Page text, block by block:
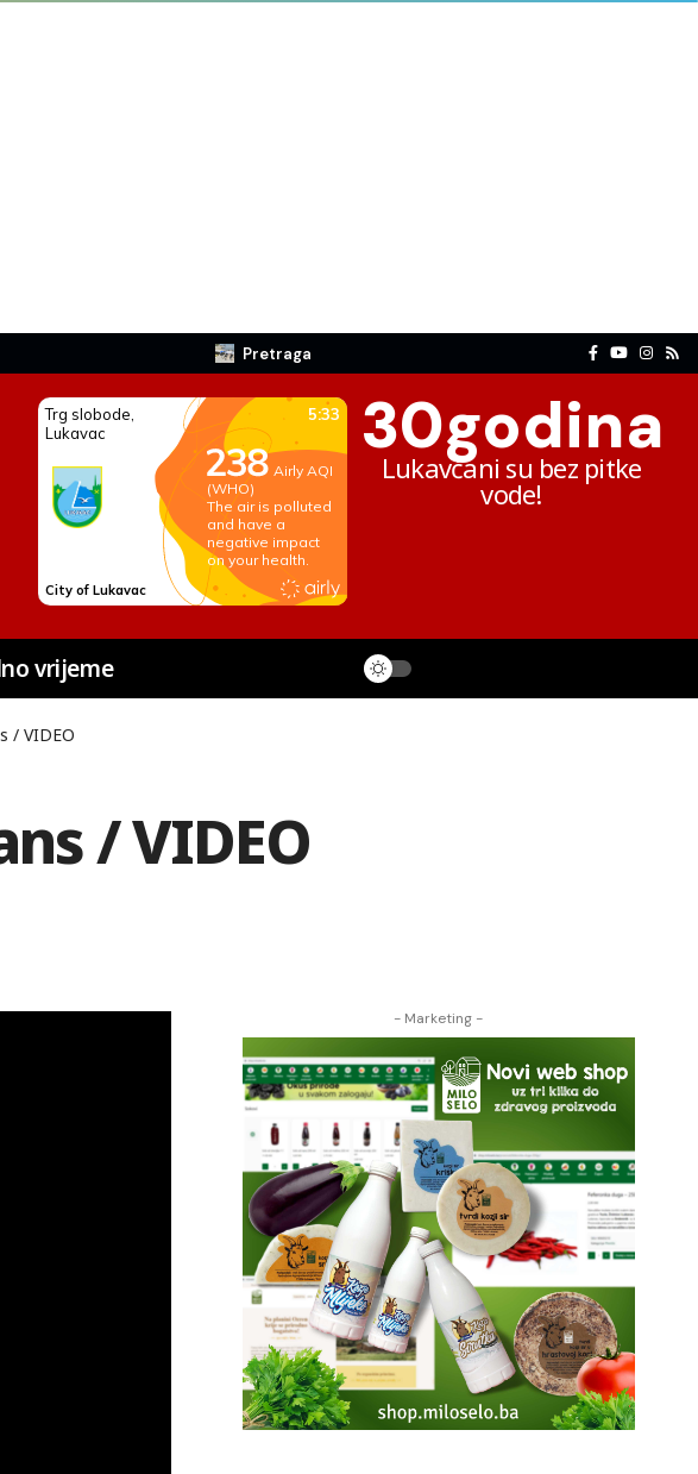
Pretraga
30godina
Lukavčani su bez pitke
vode!
vrijeme
/ VIDEO
/ VIDEO
- Marketing -